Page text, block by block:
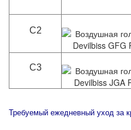
C2
C3
Требуемый ежедневный уход за